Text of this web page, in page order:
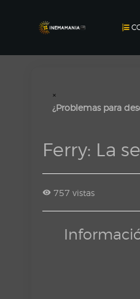
×
¿Problemas para
Ferry: La
757 vistas